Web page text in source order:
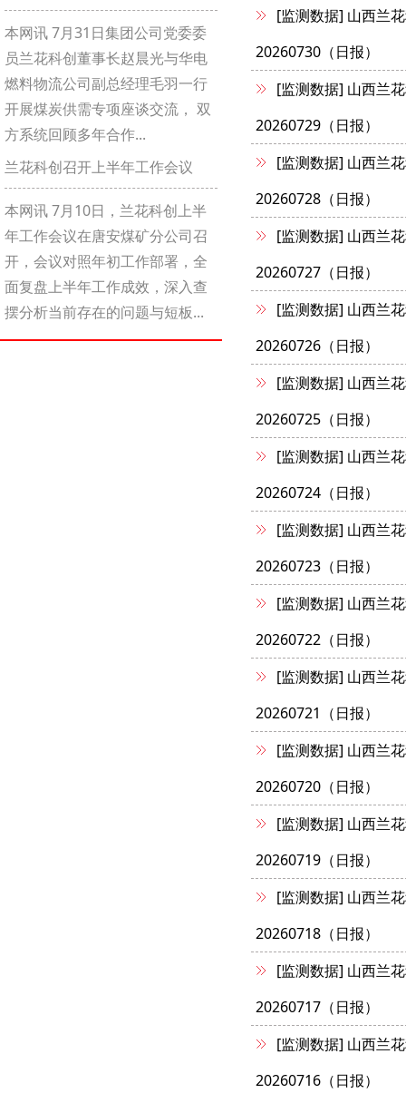
本网讯 7月31日集团公司党委委
员兰花科创董事长赵晨光与华电
燃料物流公司副总经理毛羽一行
开展煤炭供需专项座谈交流， 双
方系统回顾多年合作...
兰花科创召开上半年工作会议
本网讯 7月10日，兰花科创上半
年工作会议在唐安煤矿分公司召
开，会议对照年初工作部署，全
面复盘上半年工作成效，深入查
摆分析当前存在的问题与短板...
[监测数据] 山西兰
20260730（日报）
[监测数据] 山西兰
20260729（日报）
[监测数据] 山西兰
20260728（日报）
[监测数据] 山西兰
20260727（日报）
[监测数据] 山西兰
20260726（日报）
[监测数据] 山西兰
20260725（日报）
[监测数据] 山西兰
20260724（日报）
[监测数据] 山西兰
20260723（日报）
[监测数据] 山西兰
20260722（日报）
[监测数据] 山西兰
20260721（日报）
[监测数据] 山西兰
20260720（日报）
[监测数据] 山西兰
20260719（日报）
[监测数据] 山西兰
20260718（日报）
[监测数据] 山西兰
20260717（日报）
[监测数据] 山西兰
20260716（日报）